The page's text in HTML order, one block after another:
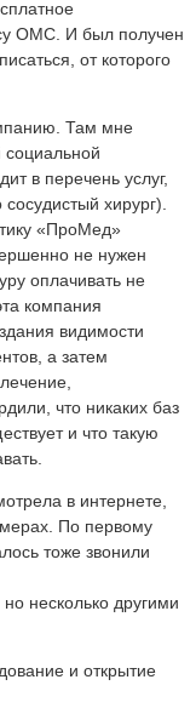
ОМС. И был получен
от которого
Там мне
социальной
в перечень услуг,
хирург).
«ПроМед»
не нужен
оплачивать не
компания
видимости
а затем
что никаких баз
и что такую
в интернете,
По первому
тоже звонили
, но несколько другими
и открытие